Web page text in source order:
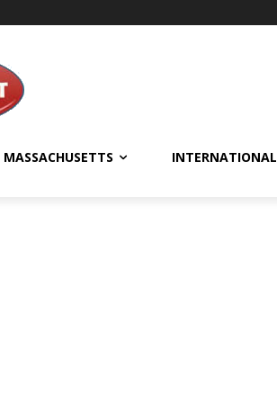
MASSACHUSETTS INTERNATIONAL